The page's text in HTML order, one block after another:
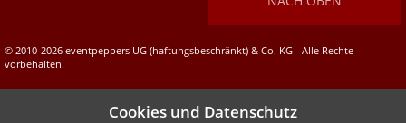
© 2010-2026 eventpeppers UG (haftungsbeschränkt) & Co. KG - Alle Rechte
vorbehalten.
Cookies und Datenschutz